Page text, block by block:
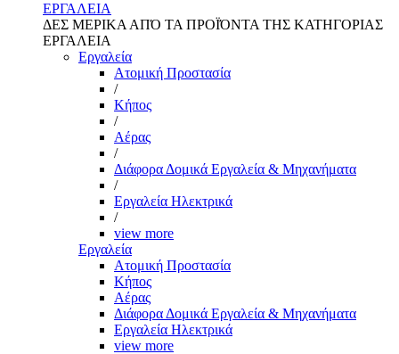
ΕΡΓΑΛΕΙΑ
ΔΕΣ ΜΕΡΙΚΑ ΑΠΌ ΤΑ ΠΡΟΪΌΝΤΑ ΤΗΣ ΚΑΤΗΓΟΡΙΑΣ
ΕΡΓΑΛΕΙΑ
Εργαλεία
Aτομική Προστασία
/
Kήπος
/
Αέρας
/
Διάφορα Δομικά Εργαλεία & Μηχανήματα
/
Εργαλεία Ηλεκτρικά
/
view more
Εργαλεία
Aτομική Προστασία
Kήπος
Αέρας
Διάφορα Δομικά Εργαλεία & Μηχανήματα
Εργαλεία Ηλεκτρικά
view more